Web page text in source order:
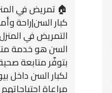
🏠 تمريض في
كبار السن|راحة
التمريض في
السن هو خدمة
بتوفّر متابعة
لكبار السن داخل
مراعاة